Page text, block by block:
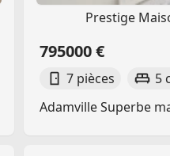
Prestige
795000 €
7 pièces 5
Adamville Superbe